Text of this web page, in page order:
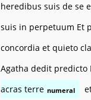
heredibus suis de se
suis in perpetuum Et
concordia et quieto
Agatha dedit predicto
acras terre numeral